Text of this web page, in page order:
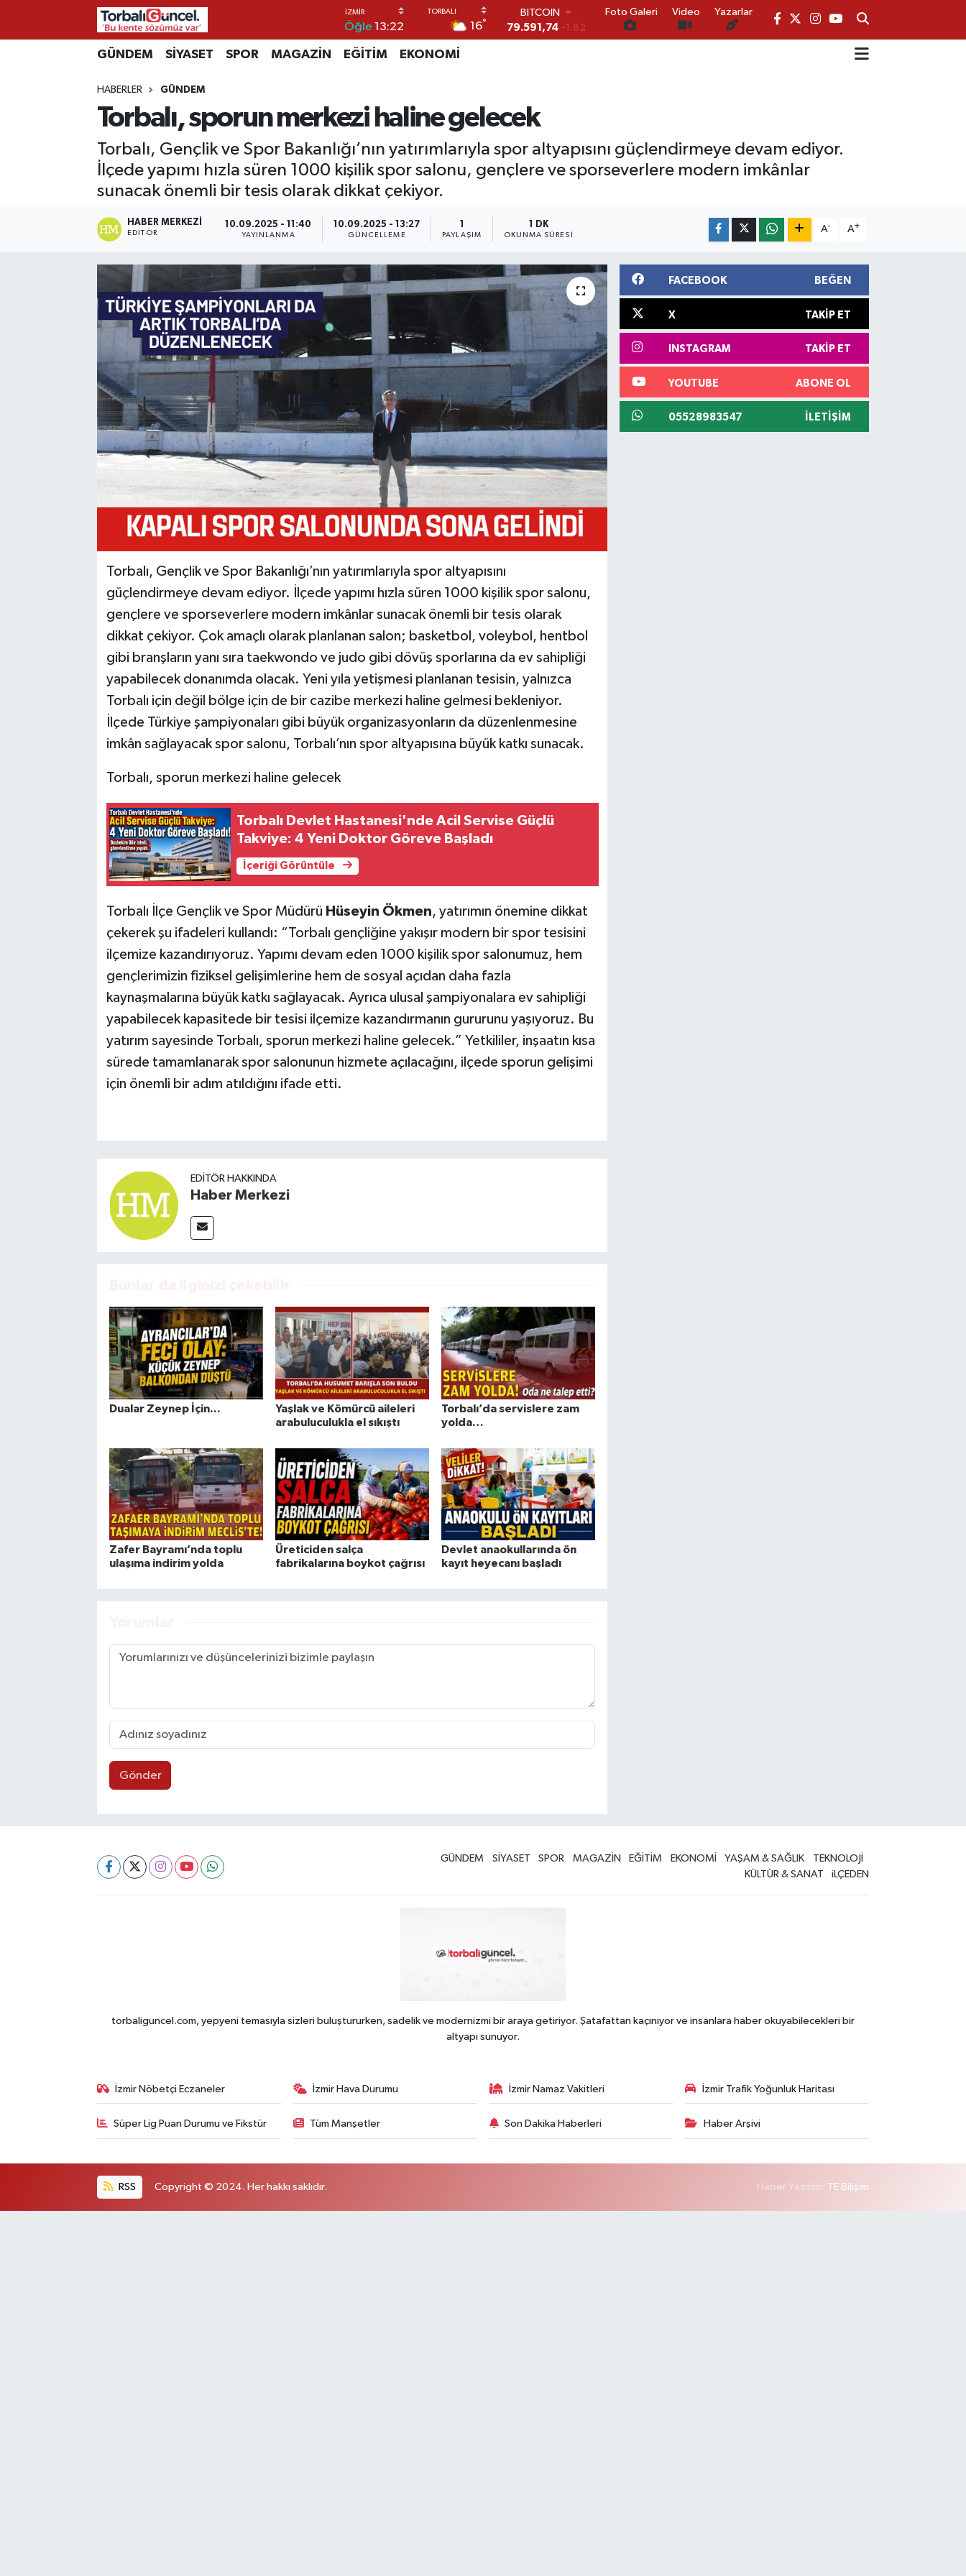
Öğle 13:22 16°
DOLAR
45,43620 0.02
G.ALTIN
6862,09000
14.598,00 0
Foto Galeri Video Yazarlar
GÜNDEM SİYASET SPOR MAGAZİN EĞİTİM EKONOMİ
HABERLER GÜNDEM
Torbalı, sporun merkezi haline gelecek
Torbalı, Gençlik ve Spor Bakanlığı’nın yatırımlarıyla spor altyapısını güçlendirmeye devam ediyor.
İlçede yapımı hızla süren 1000 kişilik spor salonu, gençlere ve sporseverlere modern imkânlar
sunacak önemli bir tesis olarak dikkat çekiyor.
HABER MERKEZI
EDITÖR
10.09.2025 - 11:40
YAYINLANMA
10.09.2025 - 13:27
GÜNCELLEME
1
PAYLAŞIM
1 DK
OKUNMA SÜRESI
A- A+
Torbalı, Gençlik ve Spor Bakanlığı’nın yatırımlarıyla spor altyapısını
güçlendirmeye devam ediyor. İlçede yapımı hızla süren 1000 kişilik spor salonu,
gençlere ve sporseverlere modern imkânlar sunacak önemli bir tesis olarak
dikkat çekiyor. Çok amaçlı olarak planlanan salon; basketbol, voleybol, hentbol
gibi branşların yanı sıra taekwondo ve judo gibi dövüş sporlarına da ev sahipliği
yapabilecek donanımda olacak. Yeni yıla yetişmesi planlanan tesisin, yalnızca
Torbalı için değil bölge için de bir cazibe merkezi haline gelmesi bekleniyor.
İlçede Türkiye şampiyonaları gibi büyük organizasyonların da düzenlenmesine
imkân sağlayacak spor salonu, Torbalı’nın spor altyapısına büyük katkı sunacak.
Torbalı, sporun merkezi haline gelecek
Torbalı Devlet Hastanesi'nde Acil Servise Güçlü
Takviye: 4 Yeni Doktor Göreve Başladı
İçeriği Görüntüle
Torbalı İlçe Gençlik ve Spor Müdürü Hüseyin Ökmen, yatırımın önemine dikkat
çekerek şu ifadeleri kullandı: “Torbalı gençliğine yakışır modern bir spor tesisini
ilçemize kazandırıyoruz. Yapımı devam eden 1000 kişilik spor salonumuz, hem
gençlerimizin fiziksel gelişimlerine hem de sosyal açıdan daha fazla
kaynaşmalarına büyük katkı sağlayacak. Ayrıca ulusal şampiyonalara ev sahipliği
yapabilecek kapasitede bir tesisi ilçemize kazandırmanın gururunu yaşıyoruz. Bu
yatırım sayesinde Torbalı, sporun merkezi haline gelecek.” Yetkililer, inşaatın kısa
sürede tamamlanarak spor salonunun hizmete açılacağını, ilçede sporun gelişimi
için önemli bir adım atıldığını ifade etti.
EDITÖR HAKKINDA
Haber Merkezi
Dualar Zeynep İçin...
Yaşlak ve Kömürcü aileleri
arabuluculukla el sıkıştı
Torbalı’da servislere zam
yolda…
Zafer Bayramı’nda toplu
ulaşıma indirim yolda
Üreticiden salça
fabrikalarına boykot çağrısı
Devlet anaokullarında ön
kayıt heyecanı başladı
Gönder
FACEBOOK BEĞEN
X TAKIP ET
INSTAGRAM TAKIP ET
YOUTUBE ABONE OL
05528983547 İLETIŞIM
GÜNDEM SİYASET SPOR MAGAZİN EĞİTİM EKONOMİ YAŞAM & SAĞLIK
TEKNOLOJİ
KÜLTÜR & SANAT
iLÇEDEN
torbaliguncel.com, yepyeni temasıyla sizleri buluştururken, sadelik ve modernizmi bir araya getiriyor. Şatafattan kaçınıyor ve insanlara haber okuyabilecekleri bir
altyapı sunuyor.
İzmir Nöbetçi Eczaneler İzmir Hava Durumu İzmir Namaz Vakitleri İzmir Trafik Yoğunluk Haritası
Süper Lig Puan Durumu ve Fikstür Tüm Manşetler Son Dakika Haberleri Haber Arşivi
RSS Copyright © 2024. Her hakkı saklıdır. Haber Yazılımı: TE Bilişim
İzmir Nöbetçi Eczaneler
İzmir Hava Durumu
İzmir Namaz Vakitleri
İzmir Trafik Yoğunluk Haritası
Tüm Manşetler
Son Dakika Haberleri
Haber Arşivi